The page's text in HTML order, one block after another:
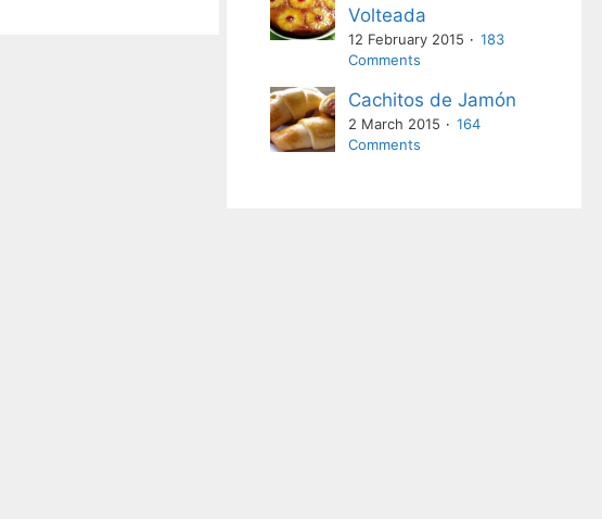
Volteada
12 February 2015
183
Comments
Cachitos de Jamón
2 March 2015
164
Comments